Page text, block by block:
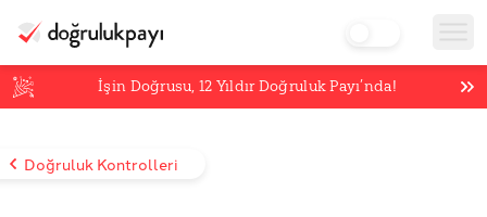
İşin Doğrusu,12 Yıldır Doğruluk Payı’nda!
Doğruluk Kontrolleri